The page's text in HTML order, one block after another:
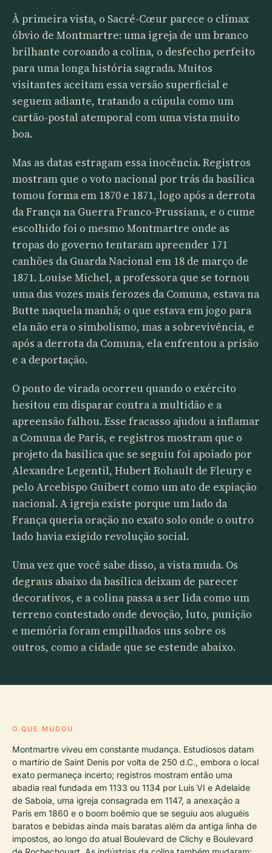
À primeira vista, o Sacré-Cœur parece o clímax
óbvio de Montmartre: uma igreja de um branco
brilhante coroando a colina, o desfecho perfeito
para uma longa história sagrada. Muitos
visitantes aceitam essa versão superficial e
seguem adiante, tratando a cúpula como um
cartão-postal atemporal com uma vista muito
boa.
Mas as datas estragam essa inocência. Registros
mostram que o voto nacional por trás da basílica
tomou forma em 1870 e 1871, logo após a derrota
da França na Guerra Franco-Prussiana, e o cume
escolhido foi o mesmo Montmartre onde as
tropas do governo tentaram apreender 171
canhões da Guarda Nacional em 18 de março de
1871. Louise Michel, a professora que se tornou
uma das vozes mais ferozes da Comuna, estava na
Butte naquela manhã; o que estava em jogo para
ela não era o simbolismo, mas a sobrevivência, e
após a derrota da Comuna, ela enfrentou a prisão
e a deportação.
O ponto de virada ocorreu quando o exército
hesitou em disparar contra a multidão e a
apreensão falhou. Esse fracasso ajudou a inflamar
a Comuna de Paris, e registros mostram que o
projeto da basílica que se seguiu foi apoiado por
Alexandre Legentil, Hubert Rohault de Fleury e
pelo Arcebispo Guibert como um ato de expiação
nacional. A igreja existe porque um lado da
França queria oração no exato solo onde o outro
lado havia exigido revolução social.
Uma vez que você sabe disso, a vista muda. Os
degraus abaixo da basílica deixam de parecer
decorativos, e a colina passa a ser lida como um
terreno contestado onde devoção, luto, punição
e memória foram empilhados uns sobre os
outros, como a cidade que se estende abaixo.
O QUE MUDOU
Montmartre viveu em constante mudança. Estudiosos datam
o martírio de Saint Denis por volta de 250 d.C., embora o local
exato permaneça incerto; registros mostram então uma
abadia real fundada em 1133 ou 1134 por Luís VI e Adelaide
de Saboia, uma igreja consagrada em 1147, a anexação a
Paris em 1860 e o boom boêmio que se seguiu aos aluguéis
baratos e bebidas ainda mais baratas além da antiga linha de
impostos, ao longo do atual Boulevard de Clichy e Boulevard